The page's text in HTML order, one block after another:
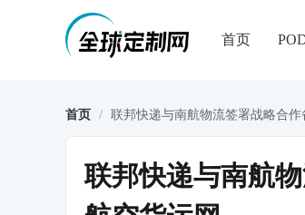
首页
首页 / 联邦快递与南航物流签署战略合
联邦快递与南航